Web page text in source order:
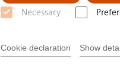
Necessary
Cookie declaration Show